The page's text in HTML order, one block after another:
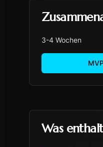
3-4 Wochen
Was